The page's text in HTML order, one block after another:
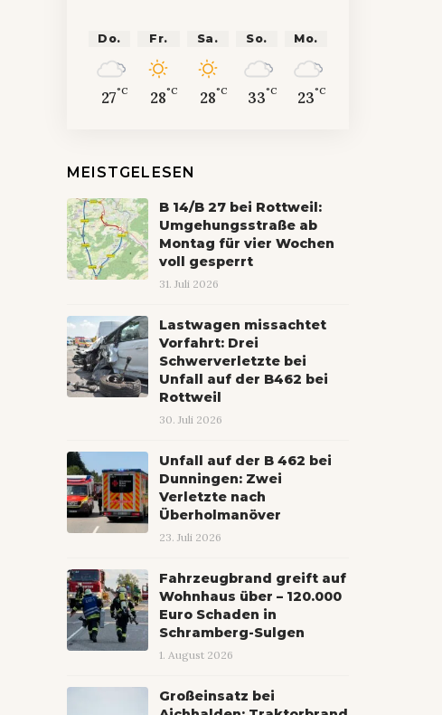
Do.
27°C
Fr.
28°C
Sa.
28°C
So.
33°C
Mo.
23°C
MEISTGELESEN
B 14/B 27 bei Rottweil:
Umgehungsstraße ab
Montag für vier Wochen
voll gesperrt
31. Juli 2026
Lastwagen missachtet
Vorfahrt: Drei
Schwerverletzte bei
Unfall auf der B462 bei
Rottweil
30. Juli 2026
Unfall auf der B 462 bei
Dunningen: Zwei
Verletzte nach
Überholmanöver
23. Juli 2026
Fahrzeugbrand greift auf
Wohnhaus über – 120.000
Euro Schaden in
Schramberg-Sulgen
1. August 2026
Großeinsatz bei